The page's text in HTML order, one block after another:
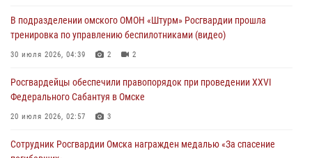
При содействии спецназа Росгвардии пресечены нарушения
миграционного законодательства в Омске (видео)
В подразделении омского ОМОН «Штурм» Росгвардии прошла
тренировка по управлению беспилотниками (видео)
30 июля 2026, 04:39 2 2
Росгвардейцы обеcпечили правопорядок при проведении XXVI
Федерального Сабантуя в Омске
20 июля 2026, 02:57 3
Сотрудник Росгвардии Омска награжден медалью «За спасение